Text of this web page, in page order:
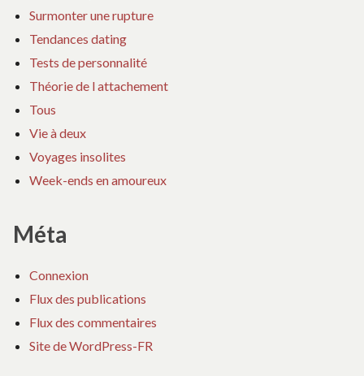
Surmonter une rupture
Tendances dating
Tests de personnalité
Théorie de l attachement
Tous
Vie à deux
Voyages insolites
Week-ends en amoureux
Méta
Connexion
Flux des publications
Flux des commentaires
Site de WordPress-FR